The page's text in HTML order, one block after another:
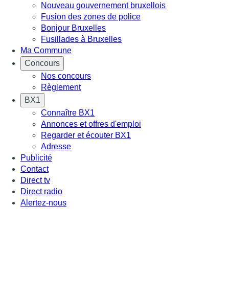
Nouveau gouvernement bruxellois
Fusion des zones de police
Bonjour Bruxelles
Fusillades à Bruxelles
Ma Commune
Concours
Nos concours
Règlement
BX1
Connaître BX1
Annonces et offres d'emploi
Regarder et écouter BX1
Adresse
Publicité
Contact
Direct tv
Direct radio
Alertez-nous